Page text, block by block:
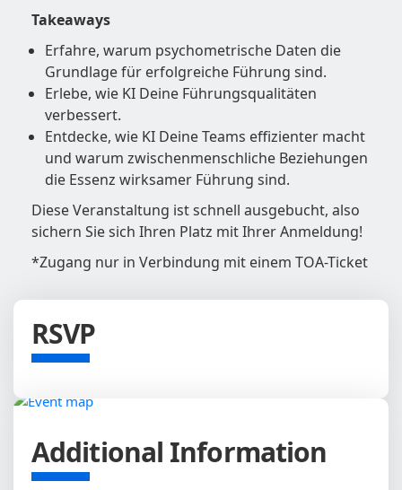
Takeaways
Erfahre, warum psychometrische Daten die
Grundlage für erfolgreiche Führung sind.
Erlebe, wie KI Deine Führungsqualitäten
verbessert.
Entdecke, wie KI Deine Teams effizienter macht
und warum zwischenmenschliche Beziehungen
die Essenz wirksamer Führung sind.
Diese Veranstaltung ist schnell ausgebucht, also
sichern Sie sich Ihren Platz mit Ihrer Anmeldung!
*Zugang nur in Verbindung mit einem TOA-Ticket
RSVP
Additional Information